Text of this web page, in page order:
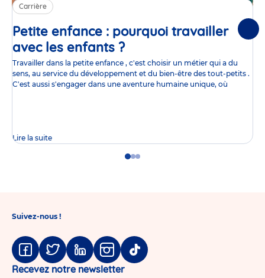
Carrière
Petite enfance : pourquoi travailler
avec les enfants ?Article
Travailler dans la petite enfance , c'est choisir un métier qui a du
sens, au service du développement et du bien-être des tout-petits .
C'est aussi s'engager dans une aventure humaine unique, où
Lire la suite
GoGoGo
Suivez-nous !
Facebook
TwitterLinkedinInstagram
Tiktok
Recevez notre newsletter